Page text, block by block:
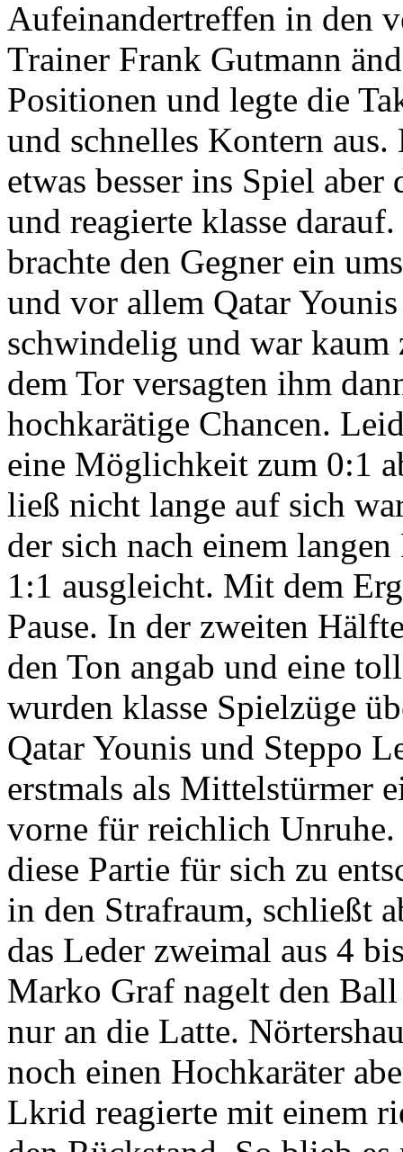
Aufeinandertreffen in den
Trainer Frank Gutmann
Positionen und legte die
und schnelles Kontern
etwas besser ins Spiel
und reagierte klasse
brachte den Gegner ein
und vor allem Qatar
schwindelig und war
dem Tor versagten ihm
hochkarätige Chancen.
eine Möglichkeit zum 0:1
ließ nicht lange auf sich
der sich nach einem
1:1 ausgleicht. Mit dem
Pause. In der zweiten
den Ton angab und eine
wurden klasse Spielzüge
Qatar Younis und Steppo
erstmals als Mittelstürmer
vorne für reichlich Unruhe.
diese Partie für sich zu
in den Strafraum, schließt
das Leder zweimal aus 4
Marko Graf nagelt den
nur an die Latte.
noch einen Hochkaräter
Lkrid reagierte mit einem